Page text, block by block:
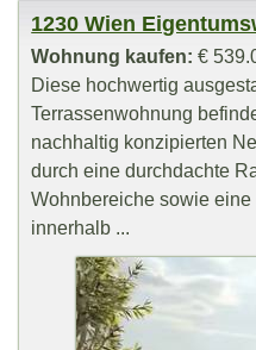
1230 Wien
Wohnung kaufen: €
Diese hochwertig
Terrassenwohnung
nachhaltig konzipierten
durch eine durchdachte
Wohnbereiche sowie
innerhalb ...